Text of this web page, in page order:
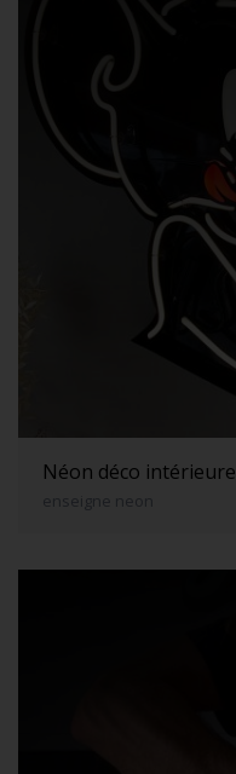
Néon déco intérieure
enseigne neon